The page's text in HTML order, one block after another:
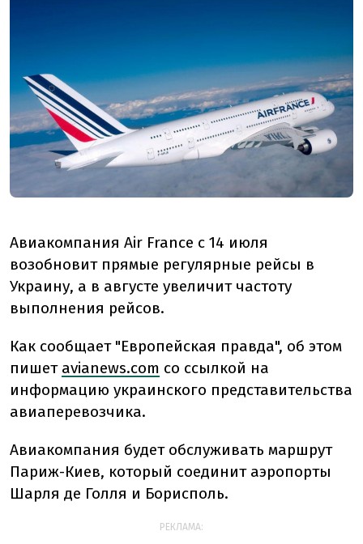
Авиакомпания Air France с 14 июля
возобновит прямые регулярные рейсы в
Украину, а в августе увеличит частоту
выполнения рейсов.
Как сообщает "Европейская правда", об этом
пишет avianews.com со ссылкой на
информацию украинского представительства
авиаперевозчика.
Авиакомпания будет обслуживать маршрут
Париж-Киев, который соединит аэропорты
Шарля де Голля и Борисполь.
РЕКЛАМА: